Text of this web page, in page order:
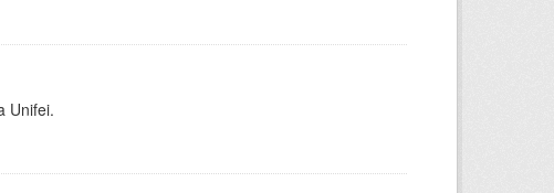
Unifei.